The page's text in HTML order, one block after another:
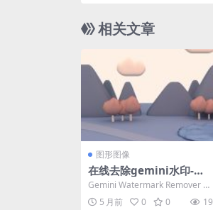
相关文章
图形图像
在线去除gemini水印-免
费去除 Gemini / Nano B
anana 图片水印
Gemini Watermark Remover 免
费去除 Gemini / N...
5 月前 0 0 19